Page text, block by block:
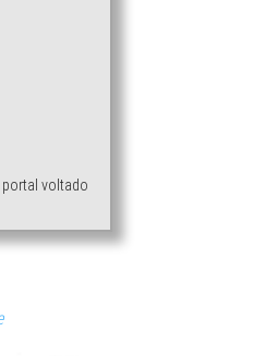
voltado